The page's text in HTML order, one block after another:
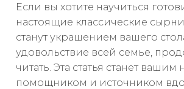
Если вы хотите научиться
настоящие классические
станут украшением вашего
удовольствие всей семье,
читать. Эта статья станет
помощником и источником